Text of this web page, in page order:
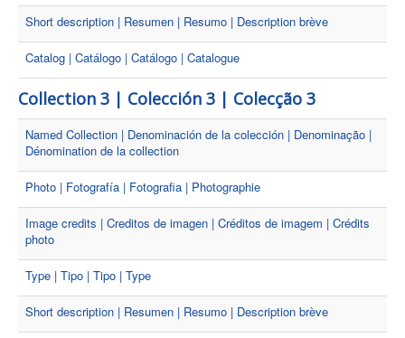
Short description | Resumen | Resumo | Description brève
Catalog | Catálogo | Catálogo | Catalogue
Collection 3 | Colección 3 | Colecção 3
Named Collection | Denominación de la colección | Denominação |
Dénomination de la collection
Photo | Fotografía | Fotografia | Photographie
Image credits | Creditos de imagen | Créditos de imagem | Crédits
photo
Type | Tipo | Tipo | Type
Short description | Resumen | Resumo | Description brève